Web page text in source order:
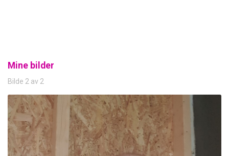
Mine bilder
Bilde 2 av 2